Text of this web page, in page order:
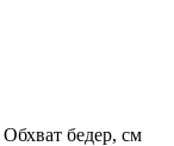
Обхват бедер, см